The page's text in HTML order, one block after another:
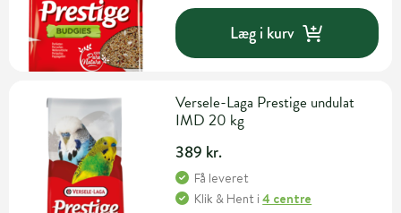
Læg i kurv
Versele-Laga Prestige undulat
IMD 20 kg
389 kr.
Få leveret
Klik & Hent i4 centre